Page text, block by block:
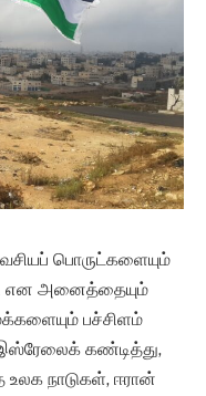
பொருட்களையும்
என அனைத்தையும்
பச்சிளம்
கண்டித்து,
உலக நாடுகள், ஈரான்